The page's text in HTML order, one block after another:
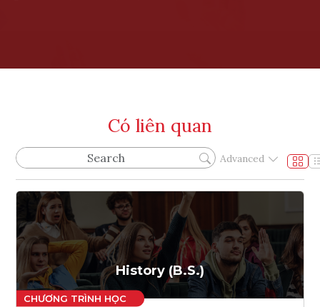
Có liên quan
Advanced
History (B.S.)